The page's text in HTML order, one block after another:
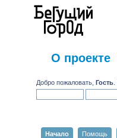
О проекте
Добро пожаловать,Гость
Начало Помощь